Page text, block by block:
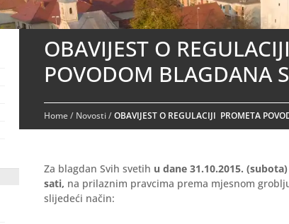
OBAVIJEST O
POVODOM BLAGDANA
Home/ Novosti/OBAVIJEST O REGULACIJI PROMETA
Za blagdan Svih svetih u dane 31.10.2015.
sati, na prilaznim pravcima prema mjesnom
slijedeći način: